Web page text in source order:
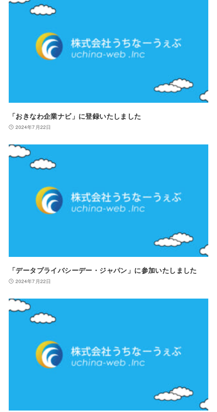
「おきなわ企業ナビ」に登録いたしました
2024年7月22日
「データプライバシーデー・ジャパン」に参加いたしました
2024年7月22日